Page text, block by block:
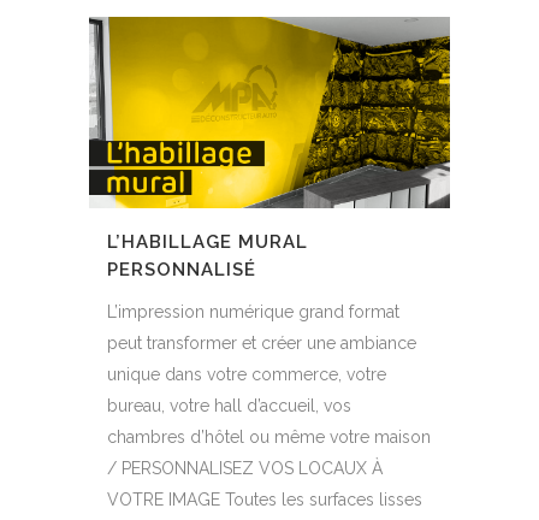
L’HABILLAGE MURAL
PERSONNALISÉ
L’impression numérique grand format
peut transformer et créer une ambiance
unique dans votre commerce, votre
bureau, votre hall d’accueil, vos
chambres d’hôtel ou même votre maison
/ PERSONNALISEZ VOS LOCAUX À
VOTRE IMAGE Toutes les surfaces lisses